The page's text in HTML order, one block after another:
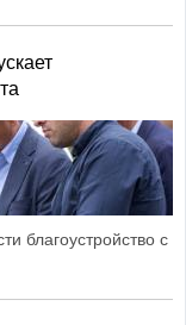
благоустройство с